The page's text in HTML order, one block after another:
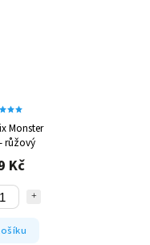
Monster
růžový
Kč